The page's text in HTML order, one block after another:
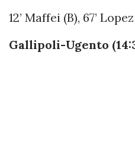
12’ Maffei (B), 67’
Gallipoli-Ugento